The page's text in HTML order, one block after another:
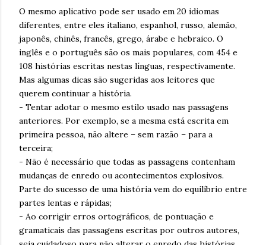
O mesmo aplicativo pode ser usado em 20 idiomas
diferentes, entre eles italiano, espanhol, russo, alemão,
japonês, chinês, francês, grego, árabe e hebraico. O
inglês e o português são os mais populares, com 454 e
108 histórias escritas nestas línguas, respectivamente.
Mas algumas dicas são sugeridas aos leitores que
querem continuar a história.
- Tentar adotar o mesmo estilo usado nas passagens
anteriores. Por exemplo, se a mesma está escrita em
primeira pessoa, não altere – sem razão – para a
terceira;
- Não é necessário que todas as passagens contenham
mudanças de enredo ou acontecimentos explosivos.
Parte do sucesso de uma história vem do equilíbrio entre
partes lentas e rápidas;
- Ao corrigir erros ortográficos, de pontuação e
gramaticais das passagens escritas por outros autores,